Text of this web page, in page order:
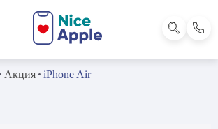
Акция iPhone Air